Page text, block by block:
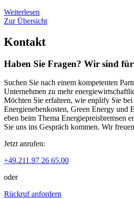
Weiterlesen
Zur Übersicht
Kontakt
Haben Sie Fragen? Wir sind für
Suchen Sie nach einem kompetenten
Unternehmen zu mehr
Möchten Sie erfahren, wie enplify Sie
Energienebenkosten, Green Energy und
eben beim Thema Energiepreisbremsen
Sie uns ins Gespräch kommen. Wir
Jetzt anrufen:
+49.211.97 26 65.00
oder
Rückruf anfordern